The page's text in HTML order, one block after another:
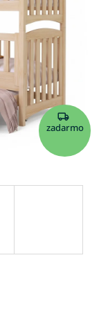
zadarmo